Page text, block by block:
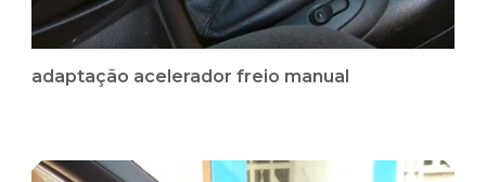
adaptação acelerador freio manual